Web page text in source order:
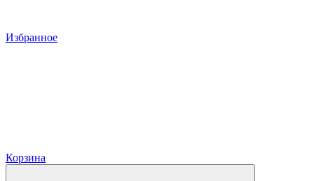
Избранное
Корзина